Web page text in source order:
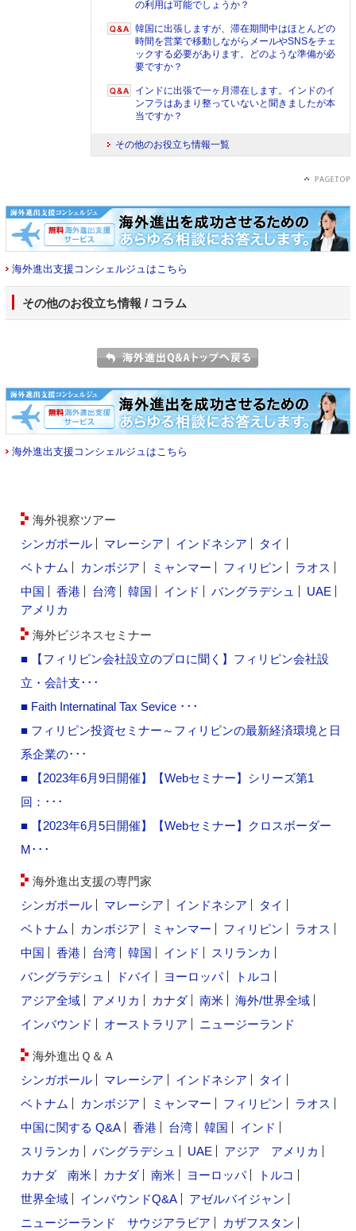
の利用は可能でしょうか？
韓国に出張しますが、滞在期間中はほとんどの
時間を営業で移動しながらメールやSNSをチェ
ックする必要があります。どのような準備が必
要ですか？
インドに出張で一ヶ月滞在します。インドのイ
ンフラはあまり整っていないと聞きましたが本
当ですか？
その他のお役立ち情報一覧
海外進出支援コンシェルジュはこちら
その他のお役立ち情報 / コラム
海外進出支援コンシェルジュはこちら
海外視察ツアー
シンガポール
マレーシア インドネシア
タイ
ベトナム
カンボジア ミャンマー フィリピン
ラオス
中国
香港 台湾 韓国 インド バングラデシュ
UAE
アメリカ
海外ビジネスセミナー
■ 【フィリピン会社設立のプロに聞く】フィリピン会社設
立・会計支･･･
■ Faith Internatinal Tax Sevice ･･･
■ フィリピン投資セミナー～フィリピンの最新経済環境と日
系企業の･･･
■ 【2023年6月9日開催】【Webセミナー】シリーズ第1
回：･･･
■ 【2023年6月5日開催】【Webセミナー】クロスボーダー
M･･･
海外進出支援の専門家
シンガポール
マレーシア インドネシア
タイ
ベトナム
カンボジア ミャンマー フィリピン
ラオス
中国
香港 台湾 韓国 インド
スリランカ
バングラデシュ
ドバイ ヨーロッパ
トルコ
アジア全域
アメリカ カナダ 南米
海外/世界全域
インバウンド
オーストラリア ニュージーランド
海外進出Ｑ＆Ａ
シンガポール
マレーシア インドネシア
タイ
ベトナム
カンボジア ミャンマー フィリピン
ラオス
中国に関する Q&A
香港 台湾 韓国
インド
スリランカ
バングラデシュ UAE アジア
アメリカ
カナダ
南米 カナダ 南米 ヨーロッパ
トルコ
世界全域
インバウンドQ&A
アゼルバイジャン
ニュージーランド
サウジアラビア カザフスタン